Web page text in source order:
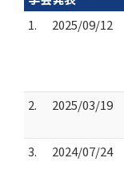
1.
2025/09/12
2.
2025/03/19
3.
2024/07/24